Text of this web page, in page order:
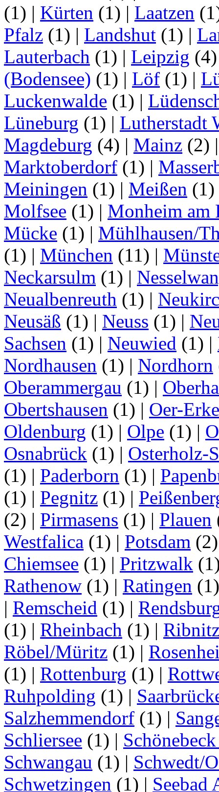
(1) | Kürten (1) | Laatzen
Pfalz (1) | Landshut (1) |
Lauterbach (1) | Leipzig
(Bodensee) (1) | Löf (1) |
Luckenwalde (1) |
Lüneburg (1) | Lutherstadt
Magdeburg (4) | Mainz (2)
Marktoberdorf (1) |
Meiningen (1) | Meißen (1)
Molfsee (1) | Monheim am
Mücke (1) | Mühlhausen/
(1) | München (11) |
Neckarsulm (1) |
Neualbenreuth (1) |
Neusäß (1) | Neuss (1) |
Sachsen (1) | Neuwied (1) |
Nordhausen (1) | Nordhorn
Oberammergau (1) |
Obertshausen (1) | Oer-
Oldenburg (1) | Olpe (1) |
Osnabrück (1) | Osterholz-
(1) | Paderborn (1) |
(1) | Pegnitz (1) |
(2) | Pirmasens (1) | Plauen
Westfalica (1) | Potsdam
Chiemsee (1) | Pritzwalk
Rathenow (1) | Ratingen
| Remscheid (1) |
(1) | Rheinbach (1) |
Röbel/Müritz (1) |
(1) | Rottenburg (1) |
Ruhpolding (1) |
Salzhemmendorf (1) |
Schliersee (1) |
Schwangau (1) | Schwedt/
Schwetzingen (1) | Seebad